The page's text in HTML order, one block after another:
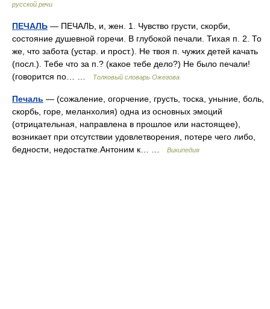
русской речи
ПЕЧАЛЬ — ПЕЧАЛЬ, и, жен. 1. Чувство грусти, скорби,
состояние душевной горечи. В глубокой печали. Тихая п. 2. То
же, что забота (устар. и прост.). Не твоя п. чужих детей качать
(посл.). Тебе что за п.? (какое тебе дело?) Не было печали!
(говорится по… …
Толковый словарь Ожегова
Печаль — (сожаление, огорчение, грусть, тоска, уныние, боль,
скорбь, горе, меланхолия) одна из основных эмоций
(отрицательная, направлена в прошлое или настоящее),
возникает при отсутствии удовлетворения, потере чего либо,
бедности, недостатке.Антоним к… …
Википедия